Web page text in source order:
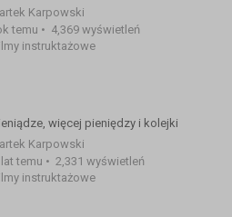
Karpowski
temu • 4,369 wyświetleń
instruktażowe
więcej pieniędzy i kolejki
Karpowski
lat temu • 2,331 wyświetleń
instruktażowe